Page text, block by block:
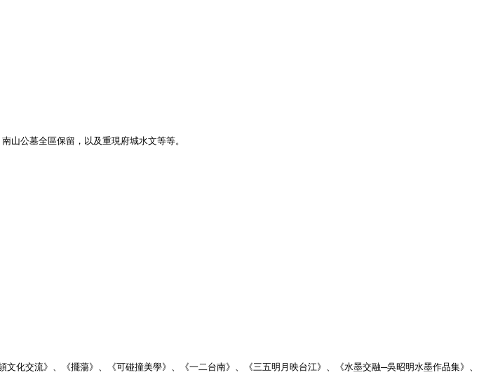
公墓全區保留，以及重現府城水文等等。
交流》、《擺蕩》、《可碰撞美學》、《一二台南》、《三五明月映台江》、《水墨交融─吳昭明水墨作品集》、